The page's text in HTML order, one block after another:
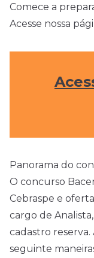
Comece a
Acesse nossa
Panorama do
O concurso
Cebraspe e
cargo de
cadastro reserva.
seguinte